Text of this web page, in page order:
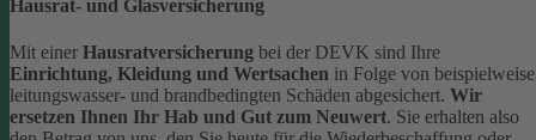
Hausrat- und Glasversicherung
Mit einer Hausratversicherung bei der DEVK sind Ihre
Einrichtung, Kleidung und Wertsachen in Folge von beispielweise
leitungswasser- und brandbedingten Schäden abgesichert. Wir
ersetzen Ihnen Ihr Hab und Gut zum Neuwert. Sie erhalten also